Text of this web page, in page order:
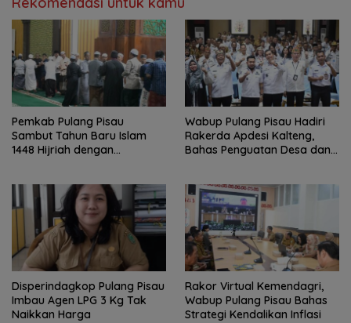
Pemkab Pulang Pisau
Sambut Tahun Baru Islam
1448 Hijriah dengan
Wabup Pulang Pisau Hadiri
Rakerda Apdesi Kalteng,
Bahas Penguatan Desa dan
Disperindagkop Pulang Pisau
Imbau Agen LPG 3 Kg Tak
Naikkan Harga
Rakor Virtual Kemendagri,
Wabup Pulang Pisau Bahas
Strategi Kendalikan Inflasi